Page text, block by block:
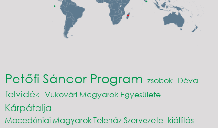
Petőfi Sándor Program zsobok Déva
felvidék Vukovári Magyarok Egyesülete
Kárpátalja
Macedóniai Magyarok Teleház Szervezete kiállítás